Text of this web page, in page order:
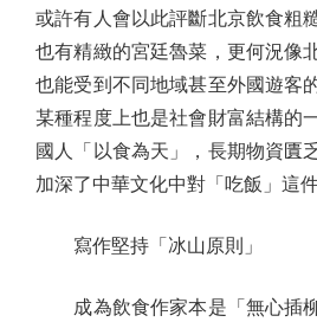
或許有人會以此評斷北京飲食粗
也有精緻的宮廷魯菜，更何況像
也能受到不同地域甚至外國遊客
某種程度上也是社會財富結構的
國人「以食為天」，長期物資匱
加深了中華文化中對「吃飯」這
寫作堅持「冰山原則」
成為飲食作家本是「無心插柳